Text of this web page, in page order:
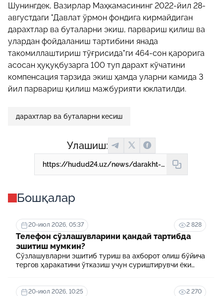
Шунингдек, Вазирлар Маҳкамасининг 2022-йил 28-
августдаги "Давлат ўрмон фондига кирмайдиган
дарахтлар ва буталарни экиш, парвариш қилиш ва
улардан фойдаланиш тартибини янада
такомиллаштириш тўғрисида"ги 464-сон қарорига
асосан ҳуқуқбузарга 100 туп дарахт кўчатини
компенсация тарзида экиш ҳамда уларни камида 3
йил парвариш қилиш мажбурияти юклатилди.
дарахтлар ва буталарни кесиш
Улашиш:
https://hudud24.uz/news/darakht-kesgan-khodim-zhami-45-million-sum-tulab-100-tup-darakht-ekadigan-buldi
Бошқалар
20-июл 2026, 05:37 2 828
Телефон сўзлашувларини қандай тартибда
эшитиш мумкин?
Сўзлашувларни эшитиб туриш ва ахборот олиш бўйича
тергов ҳаракатини ўтказиш учун суриштирувчи ёки
20-июл 2026, 10:25 2 270